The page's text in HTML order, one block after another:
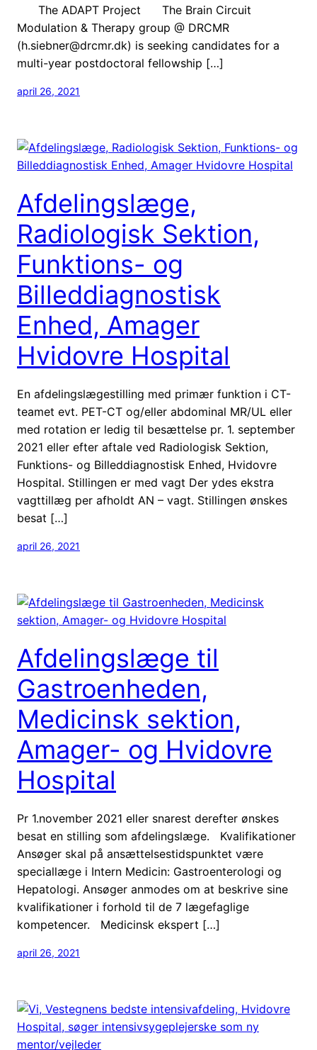
The ADAPT Project The Brain Circuit
Modulation & Therapy group @ DRCMR
(h.siebner@drcmr.dk) is seeking candidates for a
multi-year postdoctoral fellowship […]
april 26, 2021
Afdelingslæge,
Radiologisk Sektion,
Funktions- og
Billeddiagnostisk
Enhed, Amager
Hvidovre Hospital
En afdelingslægestilling med primær funktion i CT-
teamet evt. PET-CT og/eller abdominal MR/UL eller
med rotation er ledig til besættelse pr. 1. september
2021 eller efter aftale ved Radiologisk Sektion,
Funktions- og Billeddiagnostisk Enhed, Hvidovre
Hospital. Stillingen er med vagt Der ydes ekstra
vagttillæg per afholdt AN – vagt. Stillingen ønskes
besat […]
april 26, 2021
Afdelingslæge til
Gastroenheden,
Medicinsk sektion,
Amager- og Hvidovre
Hospital
Pr 1.november 2021 eller snarest derefter ønskes
besat en stilling som afdelingslæge. Kvalifikationer
Ansøger skal på ansættelsestidspunktet være
speciallæge i Intern Medicin: Gastroenterologi og
Hepatologi. Ansøger anmodes om at beskrive sine
kvalifikationer i forhold til de 7 lægefaglige
kompetencer. Medicinsk ekspert […]
april 26, 2021